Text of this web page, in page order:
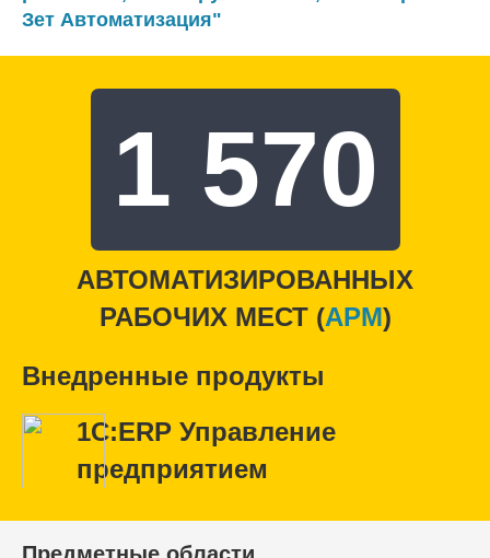
Зет Автоматизация"
1 570
АВТОМАТИЗИРОВАННЫХ
РАБОЧИХ МЕСТ (APM)
Внедренные продукты
1С:ERP Управление
предприятием